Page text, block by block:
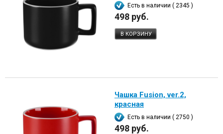
Есть в наличии ( 2345 )
498 руб.
В КОРЗИНУ
Чашка Fusion, ver.2,
красная
Есть в наличии ( 2750 )
498 руб.